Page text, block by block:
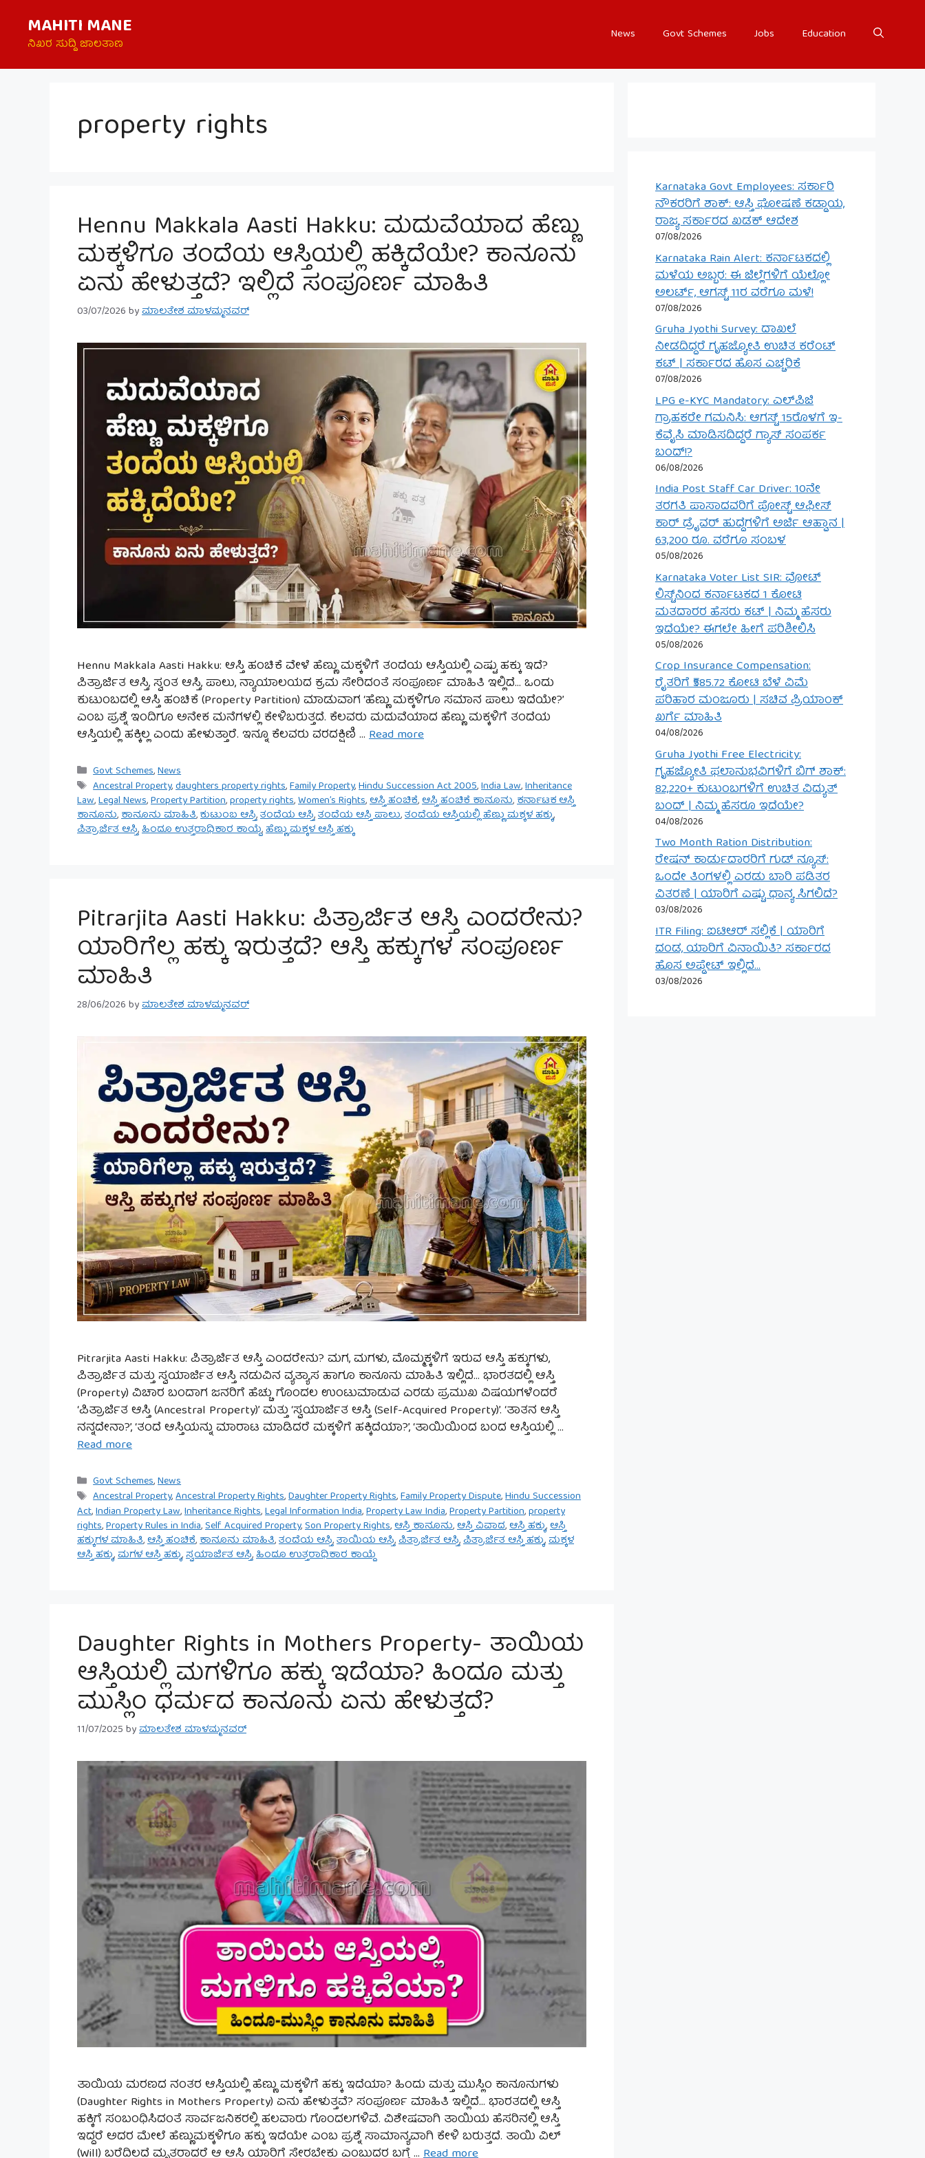
content
MAHITI MANE
ನಿಖರ ಸುದ್ದಿ ಜಾಲತಾಣ
News Govt Schemes Jobs Education
property rights
Hennu Makkala Aasti Hakku: ಮದುವೆಯಾದ ಹೆಣ್ಣು
ಮಕ್ಕಳಿಗೂ ತಂದೆಯ ಆಸ್ತಿಯಲ್ಲಿ ಹಕ್ಕಿದೆಯೇ? ಕಾನೂನು
ಏನು ಹೇಳುತ್ತದೆ? ಇಲ್ಲಿದೆ ಸಂಪೂರ್ಣ ಮಾಹಿತಿ
03/07/2026byಮಾಲತೇಶ ಮಾಳಮ್ಮನವರ್
Hennu Makkala Aasti Hakku: ಆಸ್ತಿ ಹಂಚಿಕೆ ವೇಳೆ ಹೆಣ್ಣು ಮಕ್ಕಳಿಗೆ ತಂದೆಯ ಆಸ್ತಿಯಲ್ಲಿ ಎಷ್ಟು ಹಕ್ಕು ಇದೆ?
ಪಿತ್ರಾರ್ಜಿತ ಆಸ್ತಿ, ಸ್ವಂತ ಆಸ್ತಿ, ಪಾಲು, ನ್ಯಾಯಾಲಯದ ಕ್ರಮ ಸೇರಿದಂತೆ ಸಂಪೂರ್ಣ ಮಾಹಿತಿ ಇಲ್ಲಿದೆ… ಒಂದು
ಕುಟುಂಬದಲ್ಲಿ ಆಸ್ತಿ ಹಂಚಿಕೆ (Property Partition) ಮಾಡುವಾಗ ‘ಹೆಣ್ಣು ಮಕ್ಕಳಿಗೂ ಸಮಾನ ಪಾಲು ಇದೆಯೇ?’
ಎಂಬ ಪ್ರಶ್ನೆ ಇಂದಿಗೂ ಅನೇಕ ಮನೆಗಳಲ್ಲಿ ಕೇಳಿಬರುತ್ತದೆ. ಕೆಲವರು ಮದುವೆಯಾದ ಹೆಣ್ಣು ಮಕ್ಕಳಿಗೆ ತಂದೆಯ
ಆಸ್ತಿಯಲ್ಲಿ ಹಕ್ಕಿಲ್ಲ ಎಂದು ಹೇಳುತ್ತಾರೆ. ಇನ್ನೂ ಕೆಲವರು ವರದಕ್ಷಿಣಿ … Read more
Categories
Govt Schemes,News
Tags
Ancestral Property,daughters property rights,Family Property,Hindu Succession Act 2005,India Law,Inheritance
Law,Legal News,Property Partition,property rights,Women’s Rights,ಆಸ್ತಿ ಹಂಚಿಕೆ,ಆಸ್ತಿ ಹಂಚಿಕೆ ಕಾನೂನು,ಕರ್ನಾಟಕ ಆಸ್ತಿ
ಕಾನೂನು,ಕಾನೂನು ಮಾಹಿತಿ,ಕುಟುಂಬ ಆಸ್ತಿ,ತಂದೆಯ ಆಸ್ತಿ,ತಂದೆಯ ಆಸ್ತಿ ಪಾಲು,ತಂದೆಯ ಆಸ್ತಿಯಲ್ಲಿ ಹೆಣ್ಣು ಮಕ್ಕಳ ಹಕ್ಕು,
ಪಿತ್ರಾರ್ಜಿತ ಆಸ್ತಿ,ಹಿಂದೂ ಉತ್ತರಾಧಿಕಾರ ಕಾಯ್ದೆ,ಹೆಣ್ಣು ಮಕ್ಕಳ ಆಸ್ತಿ ಹಕ್ಕು
Pitrarjita Aasti Hakku: ಪಿತ್ರಾರ್ಜಿತ ಆಸ್ತಿ ಎಂದರೇನು?
ಯಾರಿಗೆಲ್ಲ ಹಕ್ಕು ಇರುತ್ತದೆ? ಆಸ್ತಿ ಹಕ್ಕುಗಳ ಸಂಪೂರ್ಣ
ಮಾಹಿತಿ
28/06/2026byಮಾಲತೇಶ ಮಾಳಮ್ಮನವರ್
Pitrarjita Aasti Hakku: ಪಿತ್ರಾರ್ಜಿತ ಆಸ್ತಿ ಎಂದರೇನು? ಮಗ, ಮಗಳು, ಮೊಮ್ಮಕ್ಕಳಿಗೆ ಇರುವ ಆಸ್ತಿ ಹಕ್ಕುಗಳು,
ಪಿತ್ರಾರ್ಜಿತ ಮತ್ತು ಸ್ವಯಾರ್ಜಿತ ಆಸ್ತಿ ನಡುವಿನ ವ್ಯತ್ಯಾಸ ಹಾಗೂ ಕಾನೂನು ಮಾಹಿತಿ ಇಲ್ಲಿದೆ… ಭಾರತದಲ್ಲಿ ಆಸ್ತಿ
(Property) ವಿಚಾರ ಬಂದಾಗ ಜನರಿಗೆ ಹೆಚ್ಚು ಗೊಂದಲ ಉಂಟುಮಾಡುವ ಎರಡು ಪ್ರಮುಖ ವಿಷಯಗಳೆಂದರೆ
‘ಪಿತ್ರಾರ್ಜಿತ ಆಸ್ತಿ (Ancestral Property)’ ಮತ್ತು ‘ಸ್ವಯಾರ್ಜಿತ ಆಸ್ತಿ (Self-Acquired Property)’. ‘ತಾತನ ಆಸ್ತಿ
ನನ್ನದೇನಾ?’, ‘ತಂದೆ ಆಸ್ತಿಯನ್ನು ಮಾರಾಟ ಮಾಡಿದರೆ ಮಕ್ಕಳಿಗೆ ಹಕ್ಕಿದೆಯಾ?’, ‘ತಾಯಿಯಿಂದ ಬಂದ ಆಸ್ತಿಯಲ್ಲಿ …
Read more
Categories
Govt Schemes,News
Tags
Ancestral Property,Ancestral Property Rights,Daughter Property Rights,Family Property Dispute,Hindu Succession
Act,Indian Property Law,Inheritance Rights,Legal Information India,Property Law India,Property Partition,property
rights,Property Rules in India,Self Acquired Property,Son Property Rights,ಆಸ್ತಿ ಕಾನೂನು,ಆಸ್ತಿ ವಿವಾದ,ಆಸ್ತಿ ಹಕ್ಕು,ಆಸ್ತಿ
ಹಕ್ಕುಗಳ ಮಾಹಿತಿ,ಆಸ್ತಿ ಹಂಚಿಕೆ,ಕಾನೂನು ಮಾಹಿತಿ,ತಂದೆಯ ಆಸ್ತಿ,ತಾಯಿಯ ಆಸ್ತಿ,ಪಿತ್ರಾರ್ಜಿತ ಆಸ್ತಿ,ಪಿತ್ರಾರ್ಜಿತ ಆಸ್ತಿ ಹಕ್ಕು,ಮಕ್ಕಳ
ಆಸ್ತಿ ಹಕ್ಕು,ಮಗಳ ಆಸ್ತಿ ಹಕ್ಕು,ಸ್ವಯಾರ್ಜಿತ ಆಸ್ತಿ,ಹಿಂದೂ ಉತ್ತರಾಧಿಕಾರ ಕಾಯ್ದೆ
Daughter Rights in Mothers Property- ತಾಯಿಯ
ಆಸ್ತಿಯಲ್ಲಿ ಮಗಳಿಗೂ ಹಕ್ಕು ಇದೆಯಾ? ಹಿಂದೂ ಮತ್ತು
ಮುಸ್ಲಿಂ ಧರ್ಮದ ಕಾನೂನು ಏನು ಹೇಳುತ್ತದೆ?
11/07/2025byಮಾಲತೇಶ ಮಾಳಮ್ಮನವರ್
ತಾಯಿಯ ಮರಣದ ನಂತರ ಆಸ್ತಿಯಲ್ಲಿ ಹೆಣ್ಣು ಮಕ್ಕಳಿಗೆ ಹಕ್ಕು ಇದೆಯಾ? ಹಿಂದು ಮತ್ತು ಮುಸ್ಲಿಂ ಕಾನೂನುಗಳು
(Daughter Rights in Mothers Property) ಏನು ಹೇಳುತ್ತವೆ? ಸಂಪೂರ್ಣ ಮಾಹಿತಿ ಇಲ್ಲಿದೆ… ಭಾರತದಲ್ಲಿ ಆಸ್ತಿ
ಹಕ್ಕಿಗೆ ಸಂಬಂಧಿಸಿದಂತೆ ಸಾರ್ವಜನಿಕರಲ್ಲಿ ಹಲವಾರು ಗೊಂದಲಗಳಿವೆ. ವಿಶೇಷವಾಗಿ ತಾಯಿಯ ಹೆಸರಿನಲ್ಲಿ ಆಸ್ತಿ
ಇದ್ದರೆ ಅದರ ಮೇಲೆ ಹೆಣ್ಣುಮಕ್ಕಳಿಗೂ ಹಕ್ಕು ಇದೆಯೇ ಎಂಬ ಪ್ರಶ್ನೆ ಸಾಮಾನ್ಯವಾಗಿ ಕೇಳಿ ಬರುತ್ತದೆ. ತಾಯಿ ವಿಲ್
Karnataka Govt Employees: ಸರ್ಕಾರಿ
ನೌಕರರಿಗೆ ಶಾಕ್: ಆಸ್ತಿ ಘೋಷಣೆ ಕಡ್ಡಾಯ,
ರಾಜ್ಯ ಸರ್ಕಾರದ ಖಡಕ್ ಆದೇಶ
07/08/2026
Karnataka Rain Alert: ಕರ್ನಾಟಕದಲ್ಲಿ
ಮಳೆಯ ಅಬ್ಬರ: ಈ ಜಿಲ್ಲೆಗಳಿಗೆ ಯೆಲ್ಲೋ
ಅಲರ್ಟ್, ಆಗಸ್ಟ್ 11ರ ವರೆಗೂ ಮಳೆ!
07/08/2026
Gruha Jyothi Survey: ದಾಖಲೆ
ನೀಡದಿದ್ದರೆ ಗೃಹಜ್ಯೋತಿ ಉಚಿತ ಕರೆಂಟ್
ಕಟ್ | ಸರ್ಕಾರದ ಹೊಸ ಎಚ್ಚರಿಕೆ
07/08/2026
LPG e-KYC Mandatory: ಎಲ್‌ಪಿಜಿ
ಗ್ರಾಹಕರೇ ಗಮನಿಸಿ: ಆಗಸ್ಟ್ 15ರೊಳಗೆ ಇ-
ಕೆವೈಸಿ ಮಾಡಿಸದಿದ್ದರೆ ಗ್ಯಾಸ್ ಸಂಪರ್ಕ
ಬಂದ್!?
06/08/2026
India Post Staff Car Driver: 10ನೇ
ತರಗತಿ ಪಾಸಾದವರಿಗೆ ಪೋಸ್ಟ್ ಆಫೀಸ್
ಕಾರ್ ಡ್ರೈವರ್ ಹುದ್ದೆಗಳಿಗೆ ಅರ್ಜಿ ಆಹ್ವಾನ |
63,200 ರೂ. ವರೆಗೂ ಸಂಬಳ
05/08/2026
Karnataka Voter List SIR: ವೋಟ್
ಲಿಸ್ಟ್‌ನಿಂದ ಕರ್ನಾಟಕದ 1 ಕೋಟಿ
ಮತದಾರರ ಹೆಸರು ಕಟ್ | ನಿಮ್ಮ ಹೆಸರು
ಇದೆಯೇ? ಈಗಲೇ ಹೀಗೆ ಪರಿಶೀಲಿಸಿ
05/08/2026
Crop Insurance Compensation:
ರೈತರಿಗೆ ₹585.72 ಕೋಟಿ ಬೆಳೆ ವಿಮೆ
ಪರಿಹಾರ ಮಂಜೂರು | ಸಚಿವ ಪ್ರಿಯಾಂಕ್
ಖರ್ಗೆ ಮಾಹಿತಿ
04/08/2026
Gruha Jyothi Free Electricity:
ಗೃಹಜ್ಯೋತಿ ಫಲಾನುಭವಿಗಳಿಗೆ ಬಿಗ್ ಶಾಕ್:
82,220+ ಕುಟುಂಬಗಳಿಗೆ ಉಚಿತ ವಿದ್ಯುತ್
ಬಂದ್ | ನಿಮ್ಮ ಹೆಸರೂ ಇದೆಯೇ?
04/08/2026
Two Month Ration Distribution:
ರೇಷನ್ ಕಾರ್ಡುದಾರರಿಗೆ ಗುಡ್ ನ್ಯೂಸ್:
ಒಂದೇ ತಿಂಗಳಲ್ಲಿ ಎರಡು ಬಾರಿ ಪಡಿತರ
ವಿತರಣೆ | ಯಾರಿಗೆ ಎಷ್ಟು ಧಾನ್ಯ ಸಿಗಲಿದೆ?
03/08/2026
ITR Filing: ಐಟಿಆರ್ ಸಲ್ಲಿಕೆ | ಯಾರಿಗೆ
ದಂಡ, ಯಾರಿಗೆ ವಿನಾಯಿತಿ? ಸರ್ಕಾರದ
ಹೊಸ ಅಪ್ಡೇಟ್ ಇಲ್ಲಿದೆ…
03/08/2026